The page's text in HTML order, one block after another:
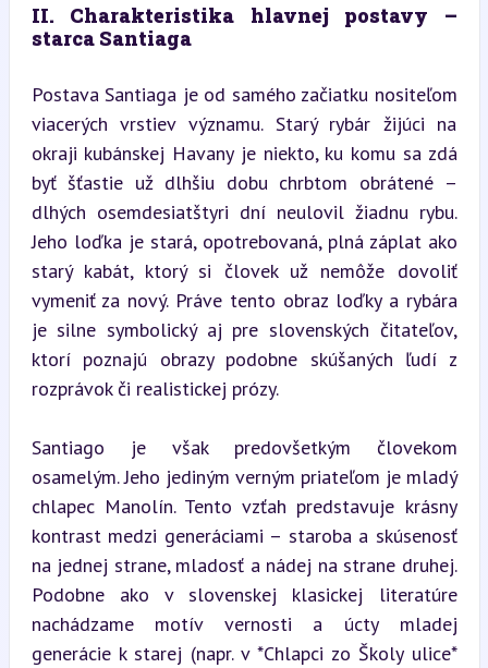
II. Charakteristika hlavnej postavy –
starca Santiaga
Postava Santiaga je od samého začiatku nositeľom
viacerých vrstiev významu. Starý rybár žijúci na
okraji kubánskej Havany je niekto, ku komu sa zdá
byť šťastie už dlhšiu dobu chrbtom obrátené –
dlhých osemdesiatštyri dní neulovil žiadnu rybu.
Jeho loďka je stará, opotrebovaná, plná záplat ako
starý kabát, ktorý si človek už nemôže dovoliť
vymeniť za nový. Práve tento obraz loďky a rybára
je silne symbolický aj pre slovenských čitateľov,
ktorí poznajú obrazy podobne skúšaných ľudí z
rozprávok či realistickej prózy.
Santiago je však predovšetkým človekom
osamelým. Jeho jediným verným priateľom je mladý
chlapec Manolín. Tento vzťah predstavuje krásny
kontrast medzi generáciami – staroba a skúsenosť
na jednej strane, mladosť a nádej na strane druhej.
Podobne ako v slovenskej klasickej literatúre
nachádzame motív vernosti a úcty mladej
generácie k starej (napr. v *Chlapci zo Školy ulice*